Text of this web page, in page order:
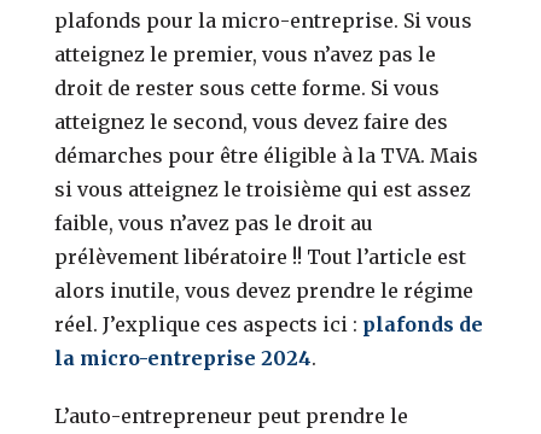
plafonds pour la micro-entreprise. Si vous
atteignez le premier, vous n’avez pas le
droit de rester sous cette forme. Si vous
atteignez le second, vous devez faire des
démarches pour être éligible à la TVA. Mais
si vous atteignez le troisième qui est assez
faible, vous n’avez pas le droit au
prélèvement libératoire !! Tout l’article est
alors inutile, vous devez prendre le régime
réel. J’explique ces aspects ici : plafonds de
la micro-entreprise 2024.
L’auto-entrepreneur peut prendre le